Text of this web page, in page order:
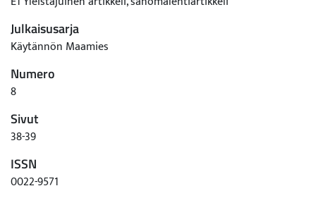
Julkaisusarja
Käytännön Maamies
Numero
8
Sivut
38-39
ISSN
0022-9571